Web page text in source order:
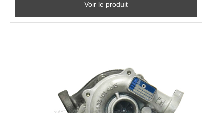
Voir le produit